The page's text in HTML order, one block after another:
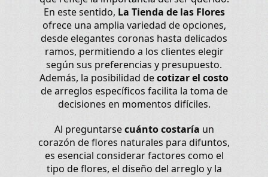
En este sentido, La Tienda de las Flores
ofrece una amplia variedad de opciones,
desde elegantes coronas hasta delicados
ramos, permitiendo a los clientes elegir
según sus preferencias y presupuesto.
Además, la posibilidad decotizar el costo
de arreglos específicos facilita la toma de
decisiones en momentos difíciles.
Al preguntarsecuánto costaría un
corazón de flores naturales para difuntos,
es esencial considerar factores como el
tipo de flores, el diseño del arreglo y la